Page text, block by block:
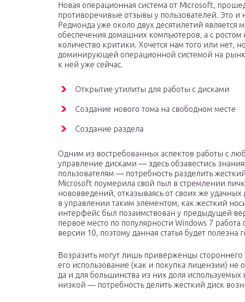
Новая операционная система от Microsoft,
противоречивые отзывы у пользователей. Это
Редмонда уже около двух десятилетий
обеспечения домашних компьютеров, а с ростом
количество критики. Хочется нам того или нет,
доминирующей операционной системой на
к ней уже сейчас.
Открытие утилиты для работы с дисками
Создание нового тома на свободном месте
Создание раздела
Одним из востребованных аспектов работы с
управление дисками — здесь обзавестись
пользователям — потребность разделить
Microsoft поумерила свой пыл в стремлении
нововведений, отказываясь от своих же
в управлении таким элементом, как жесткий
интерфейс был позаимствован у предыдущей
первое место по популярности Windows 7
версии 10, поэтому данная статья будет
Возразить могут лишь приверженцы стороннего
его использование (как и покупка лицензии) не
да и для большинства из них доля используемых
низкой — потребность делить жесткий диск